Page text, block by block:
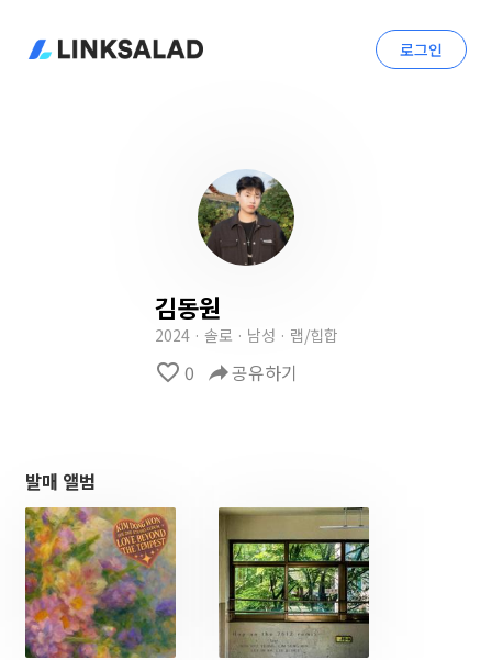
로그인
김동원
2024 · 솔로 · 남성 · 랩/힙합
favorite_border 0 reply공유하기
발매 앨범